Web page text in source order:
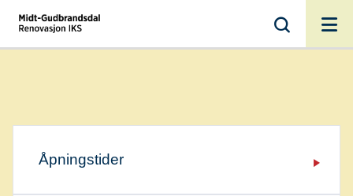
MGR
Åpningstider